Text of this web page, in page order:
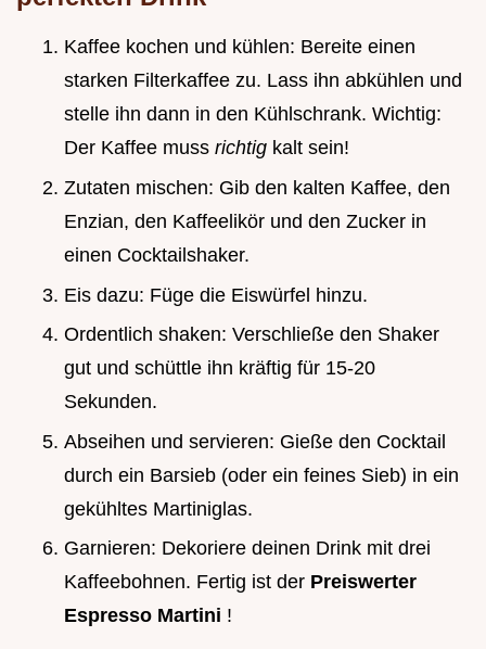
Kaffee kochen und kühlen: Bereite einen
starken Filterkaffee zu. Lass ihn abkühlen und
stelle ihn dann in den Kühlschrank. Wichtig:
Der Kaffee muss richtig kalt sein!
Zutaten mischen: Gib den kalten Kaffee, den
Enzian, den Kaffeelikör und den Zucker in
einen Cocktailshaker.
Eis dazu: Füge die Eiswürfel hinzu.
Ordentlich shaken: Verschließe den Shaker
gut und schüttle ihn kräftig für 15-20
Sekunden.
Abseihen und servieren: Gieße den Cocktail
durch ein Barsieb (oder ein feines Sieb) in ein
gekühltes Martiniglas.
Garnieren: Dekoriere deinen Drink mit drei
Kaffeebohnen. Fertig ist der Preiswerter
Espresso Martini !